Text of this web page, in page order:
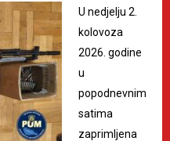
U nedjelju 2.
kolovoza
2026. godine
u
popodnevnim
satima
zaprimljena